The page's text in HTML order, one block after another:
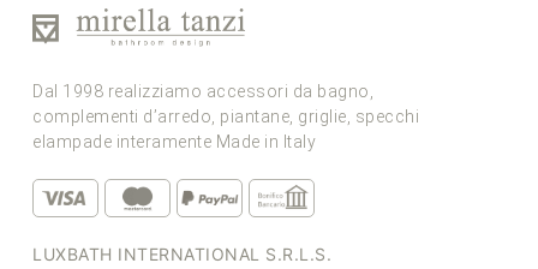
Dal 1998 realizziamo accessori da bagno,
complementi d’arredo, piantane, griglie, specchi
elampade interamente Made in Italy
LUXBATH INTERNATIONAL S.R.L.S.